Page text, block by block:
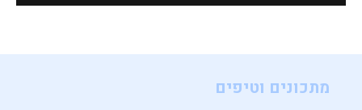
מתכונים וטיפים